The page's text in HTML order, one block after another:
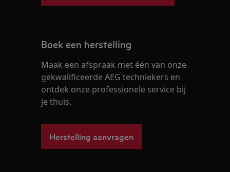
Boek een herstelling
Maak een afspraak met één van onze
gekwalificeerde AEG techniekers en
ontdek onze professionele service bij
je thuis.
Herstelling aanvragen